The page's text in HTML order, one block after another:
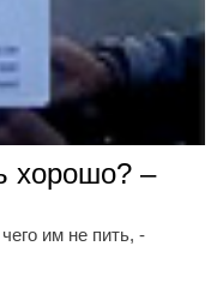
хорошо? –
им не пить, -